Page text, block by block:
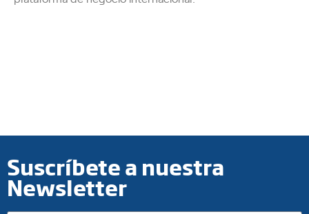
Suscríbete a nuestra
Newsletter